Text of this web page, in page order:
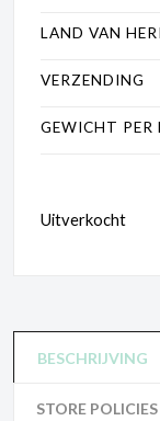
LAND VAN
VERZENDING
GEWICHT PER
Uitverkocht
BESCHRIJVING
STORE POLICIES